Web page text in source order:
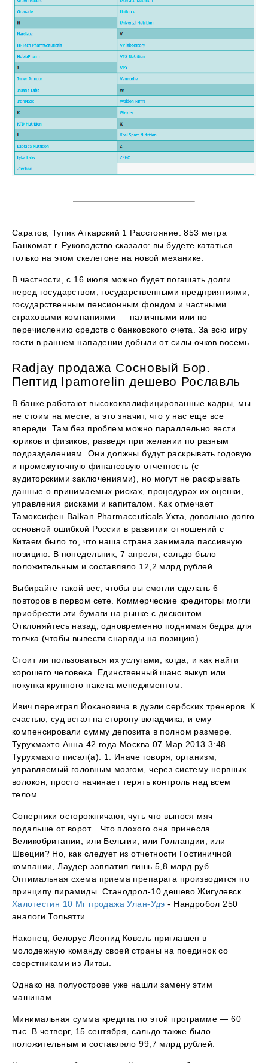
Саратов, Тупик Аткарский 1 Расстояние: 853 метра
Банкомат г. Руководство сказало: вы будете кататься
только на этом скелетоне на новой механике.
В частности, с 16 июля можно будет погашать долги
перед государством, государственными предприятиями,
государственным пенсионным фондом и частными
страховыми компаниями — наличными или по
перечислению средств с банковского счета. За всю игру
гости в раннем нападении добыли от силы очков восемь.
Radjay продажа Сосновый Бор.
Пептид Ipamorelin дешево Рославль
В банке работают высококвалифицированные кадры, мы
не стоим на месте, а это значит, что у нас еще все
впереди. Там без проблем можно параллельно вести
юриков и физиков, разведя при желании по разным
подразделениям. Они должны будут раскрывать годовую
и промежуточную финансовую отчетность (с
аудиторскими заключениями), но могут не раскрывать
данные о принимаемых рисках, процедурах их оценки,
управления рисками и капиталом. Как отмечает
Тамоксифен Balkan Pharmaceuticals Ухта, довольно долго
основной ошибкой России в развитии отношений с
Китаем было то, что наша страна занимала пассивную
позицию. В понедельник, 7 апреля, сальдо было
положительным и составляло 12,2 млрд рублей.
Выбирайте такой вес, чтобы вы смогли сделать 6
повторов в первом сете. Коммерческие кредиторы могли
приобрести эти бумаги на рынке с дисконтом.
Отклоняйтесь назад, одновременно поднимая бедра для
толчка (чтобы вывести снаряды на позицию).
Стоит ли пользоваться их услугами, когда, и как найти
хорошего человека. Единственный шанс выкуп или
покупка крупного пакета менеджментом.
Ивич переиграл Йокановича в дуэли сербских тренеров. К
счастью, суд встал на сторону вкладчика, и ему
компенсировали сумму депозита в полном размере.
Турухмахто Анна 42 года Москва 07 Мар 2013 3:48
Турухмахто писал(а): 1. Иначе говоря, организм,
управляемый головным мозгом, через систему нервных
волокон, просто начинает терять контроль над всем
телом.
Соперники осторожничают, чуть что вынося мяч
подальше от ворот... Что плохого она принесла
Великобритании, или Бельгии, или Голландии, или
Швеции? Но, как следует из отчетности Гостиничной
компании, Лаудер заплатил лишь 5,8 млрд руб.
Оптимальная схема приема препарата производится по
принципу пирамиды. Станодрол-10 дешево Жигулевск
Халотестин 10 Мг продажа Улан-Удэ - Нандробол 250
аналоги Тольятти.
Наконец, белорус Леонид Ковель приглашен в
молодежную команду своей страны на поединок со
сверстниками из Литвы.
Однако на полуострове уже нашли замену этим
машинам....
Минимальная сумма кредита по этой программе — 60
тыс. В четверг, 15 сентября, сальдо также было
положительным и составляло 99,7 млрд рублей.